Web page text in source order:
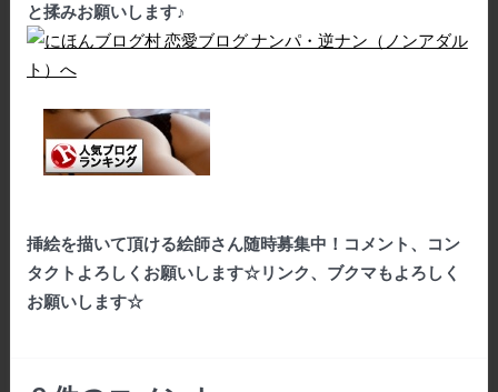
と揉みお願いします♪
挿絵を描いて頂ける絵師さん随時募集中！コメント、コン
タクトよろしくお願いします☆リンク、ブクマもよろしく
お願いします☆